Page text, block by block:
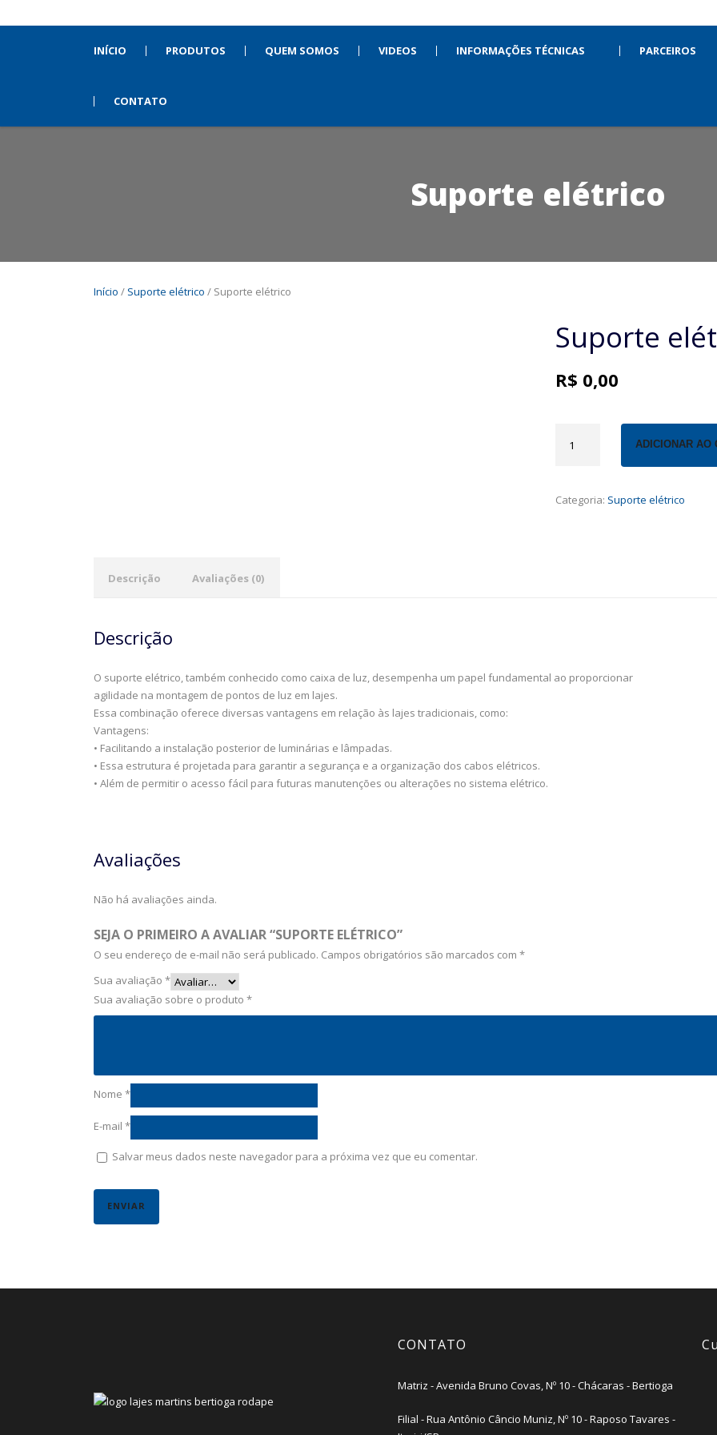
INÍCIO PRODUTOS QUEM SOMOS VIDEOS INFORMAÇÕES TÉCNICAS PARCEIROS
CONTATO
Suporte elétrico
Início / Suporte elétrico / Suporte elétrico
Suporte
R$ 0,00
elétrico
ADICIONAR AO
Categoria: Suporte elétrico
Descrição Avaliações (0)
Descrição
O suporte elétrico, também conhecido como caixa de luz, desempenha um papel fundamental ao proporcionar
agilidade na montagem de pontos de luz em lajes.
Essa combinação oferece diversas vantagens em relação às lajes tradicionais, como:
Vantagens:
• Facilitando a instalação posterior de luminárias e lâmpadas.
• Essa estrutura é projetada para garantir a segurança e a organização dos cabos elétricos.
• Além de permitir o acesso fácil para futuras manutenções ou alterações no sistema elétrico.
Avaliações
Não há avaliações ainda.
SEJA O PRIMEIRO A AVALIAR “SUPORTE ELÉTRICO”
O seu endereço de e-mail não será publicado. Campos obrigatórios são marcados com *
Sua avaliação *
Sua avaliação sobre o produto *
Nome *
E-mail *
Salvar meus dados neste navegador para a próxima vez que eu comentar.
CONTATO
Matriz - Avenida Bruno Covas, Nº 10 - Chácaras - Bertioga
Filial - Rua Antônio Câncio Muniz, Nº 10 - Raposo Tavares -